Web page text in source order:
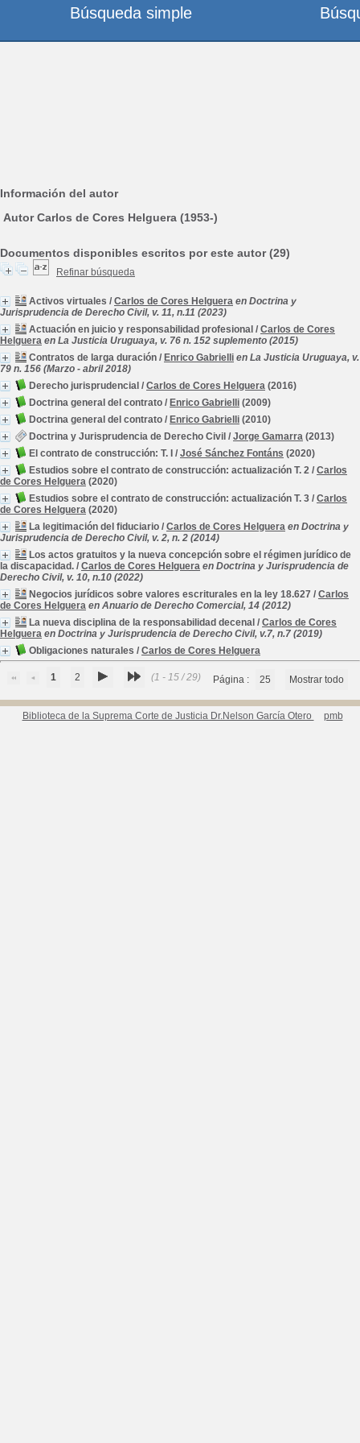
Información del autor
Autor Carlos de Cores Helguera (1953-)
Documentos disponibles escritos por este autor (29)
Refinar búsqueda
Activos virtuales / Carlos de Cores Helguera en Doctrina y
Jurisprudencia de Derecho Civil, v. 11, n.11 (2023)
Actuación en juicio y responsabilidad profesional / Carlos de Cores
Helguera en La Justicia Uruguaya, v. 76 n. 152 suplemento (2015)
Contratos de larga duración / Enrico Gabrielli en La Justicia Uruguaya, v.
79 n. 156 (Marzo - abril 2018)
Derecho jurisprudencial / Carlos de Cores Helguera (2016)
Doctrina general del contrato / Enrico Gabrielli (2009)
Doctrina general del contrato / Enrico Gabrielli (2010)
Doctrina y Jurisprudencia de Derecho Civil / Jorge Gamarra (2013)
El contrato de construcción: T. I
/ José Sánchez Fontáns (2020)
Estudios sobre el contrato de construcción: actualización T. 2 / Carlos
de Cores Helguera (2020)
Estudios sobre el contrato de construcción: actualización T. 3 / Carlos
de Cores Helguera (2020)
La legitimación del fiduciario / Carlos de Cores Helguera en Doctrina y
Jurisprudencia de Derecho Civil, v. 2, n. 2 (2014)
Los actos gratuitos y la nueva concepción sobre el régimen jurídico de
la discapacidad. / Carlos de Cores Helguera en Doctrina y Jurisprudencia de
Derecho Civil, v. 10, n.10 (2022)
Negocios jurídicos sobre valores escriturales en la ley 18.627 / Carlos
de Cores Helguera en Anuario de Derecho Comercial, 14 (2012)
La nueva disciplina de la responsabilidad decenal / Carlos de Cores
Helguera en Doctrina y Jurisprudencia de Derecho Civil, v.7, n.7 (2019)
Obligaciones naturales / Carlos de Cores Helguera
1 2 (1 - 15 / 29) Página : 25 Mostrar todo
Biblioteca de la Suprema Corte de Justicia Dr.Nelson García Otero pmb
Búsqueda simple